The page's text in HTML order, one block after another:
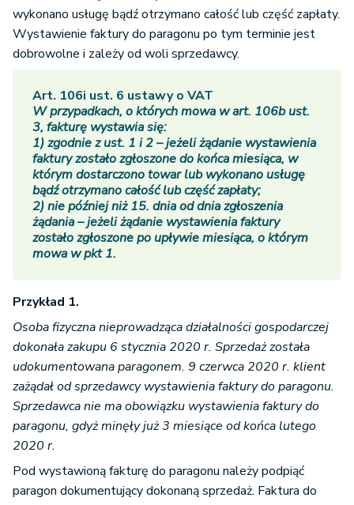
wykonano usługę bądź otrzymano całość lub część zapłaty.
Wystawienie faktury do paragonu po tym terminie jest
dobrowolne i zależy od woli sprzedawcy.
Art. 106i ust. 6 ustawy o VAT
W przypadkach, o których mowa w art. 106b ust.
3, fakturę wystawia się:
1) zgodnie z ust. 1 i 2 – jeżeli żądanie wystawienia
faktury zostało zgłoszone do końca miesiąca, w
którym dostarczono towar lub wykonano usługę
bądź otrzymano całość lub część zapłaty;
2) nie później niż 15. dnia od dnia zgłoszenia
żądania – jeżeli żądanie wystawienia faktury
zostało zgłoszone po upływie miesiąca, o którym
mowa w pkt 1.
Przykład 1.
Osoba fizyczna nieprowadząca działalności gospodarczej
dokonała zakupu 6 stycznia 2020 r. Sprzedaż została
udokumentowana paragonem. 9 czerwca 2020 r. klient
zażądał od sprzedawcy wystawienia faktury do paragonu.
Sprzedawca nie ma obowiązku wystawienia faktury do
paragonu, gdyż minęły już 3 miesiące od końca lutego
2020 r.
Pod wystawioną fakturę do paragonu należy podpiąć
paragon dokumentujący dokonaną sprzedaż. Faktura do